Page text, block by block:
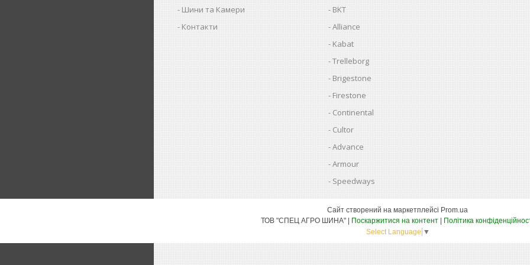
Шини та Камери
Контакти
BKT
Alliance
Kabat
Trelleborg
Brigestone
Firestone
Continental
Cultor
Advance
Armour
Speedways
Сайт створений на маркетплейсі Prom.ua
Поскаржитися на контент
Політика
Select Language ▼